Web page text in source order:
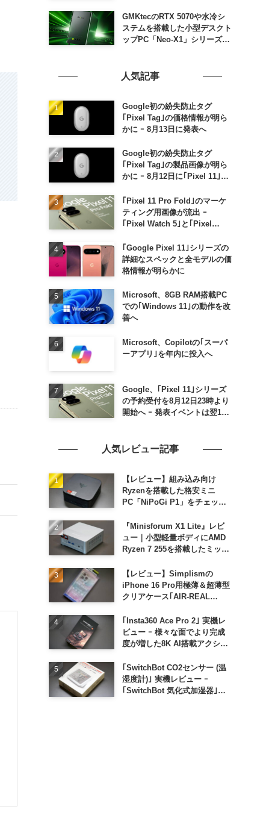
GMKtecのRTX 5070や水冷シ
ステムを搭載した小型デスクト
ップPC「Neo-X1」シリーズ、
人気記事
Google初の紛失防止タグ
｢Pixel Tag｣の価格情報が明ら
かに ｰ 8月13日に発表へ
Google初の紛失防止タグ
｢Pixel Tag｣の製品画像が明ら
かに ｰ 8月12日に｢Pixel 11｣な
｢Pixel 11 Pro Fold｣のマーケ
ティング用画像が流出 ｰ
｢Pixel Watch 5｣と｢Pixel
も｢Google Pixel 11｣シリーズの
詳細なスペックと全モデルの価
格情報が明らかに
Microsoft、8GB RAM搭載PC
での｢Windows 11｣の動作を改
善へ
Microsoft、Copilotの｢スーパ
ーアプリ｣を年内に投入へ
Google、｢Pixel 11｣シリーズ
の予約受付を8月12日23時より
開始へ ｰ 発表イベントは翌13
人気レビュー記事
【レビュー】組み込み向け
Ryzenを搭載した格安ミニ
PC「NiPoGi P1」をチェック
高性能
『Minisforum X1 Lite』レビ
ュー｜小型軽量ボディにAMD
Ryzen 7 255を搭載したミッド
【レビュー】Simplismの
iPhone 16 Pro用極薄＆超薄型
クリアケース｢AIR-REAL
｢Insta360 Ace Pro 2｣ 実機レ
ビュー ｰ 様々な面でより完成
度が増した8K AI搭載アクショ
｢SwitchBot CO2センサー (温
湿度計)｣ 実機レビュー ｰ
｢SwitchBot 気化式加湿器｣と